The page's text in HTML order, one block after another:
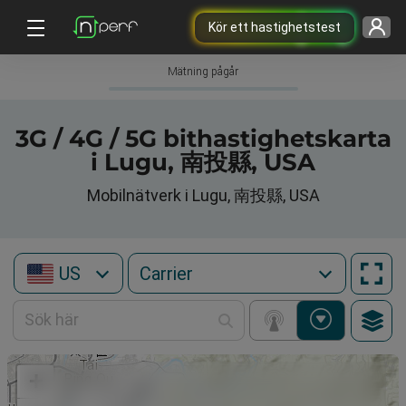
Kör ett hastighetstest
Mätning pågår
3G / 4G / 5G bithastighetskarta
i Lugu, 南投縣, USA
Mobilnätverk i Lugu, 南投縣, USA
US